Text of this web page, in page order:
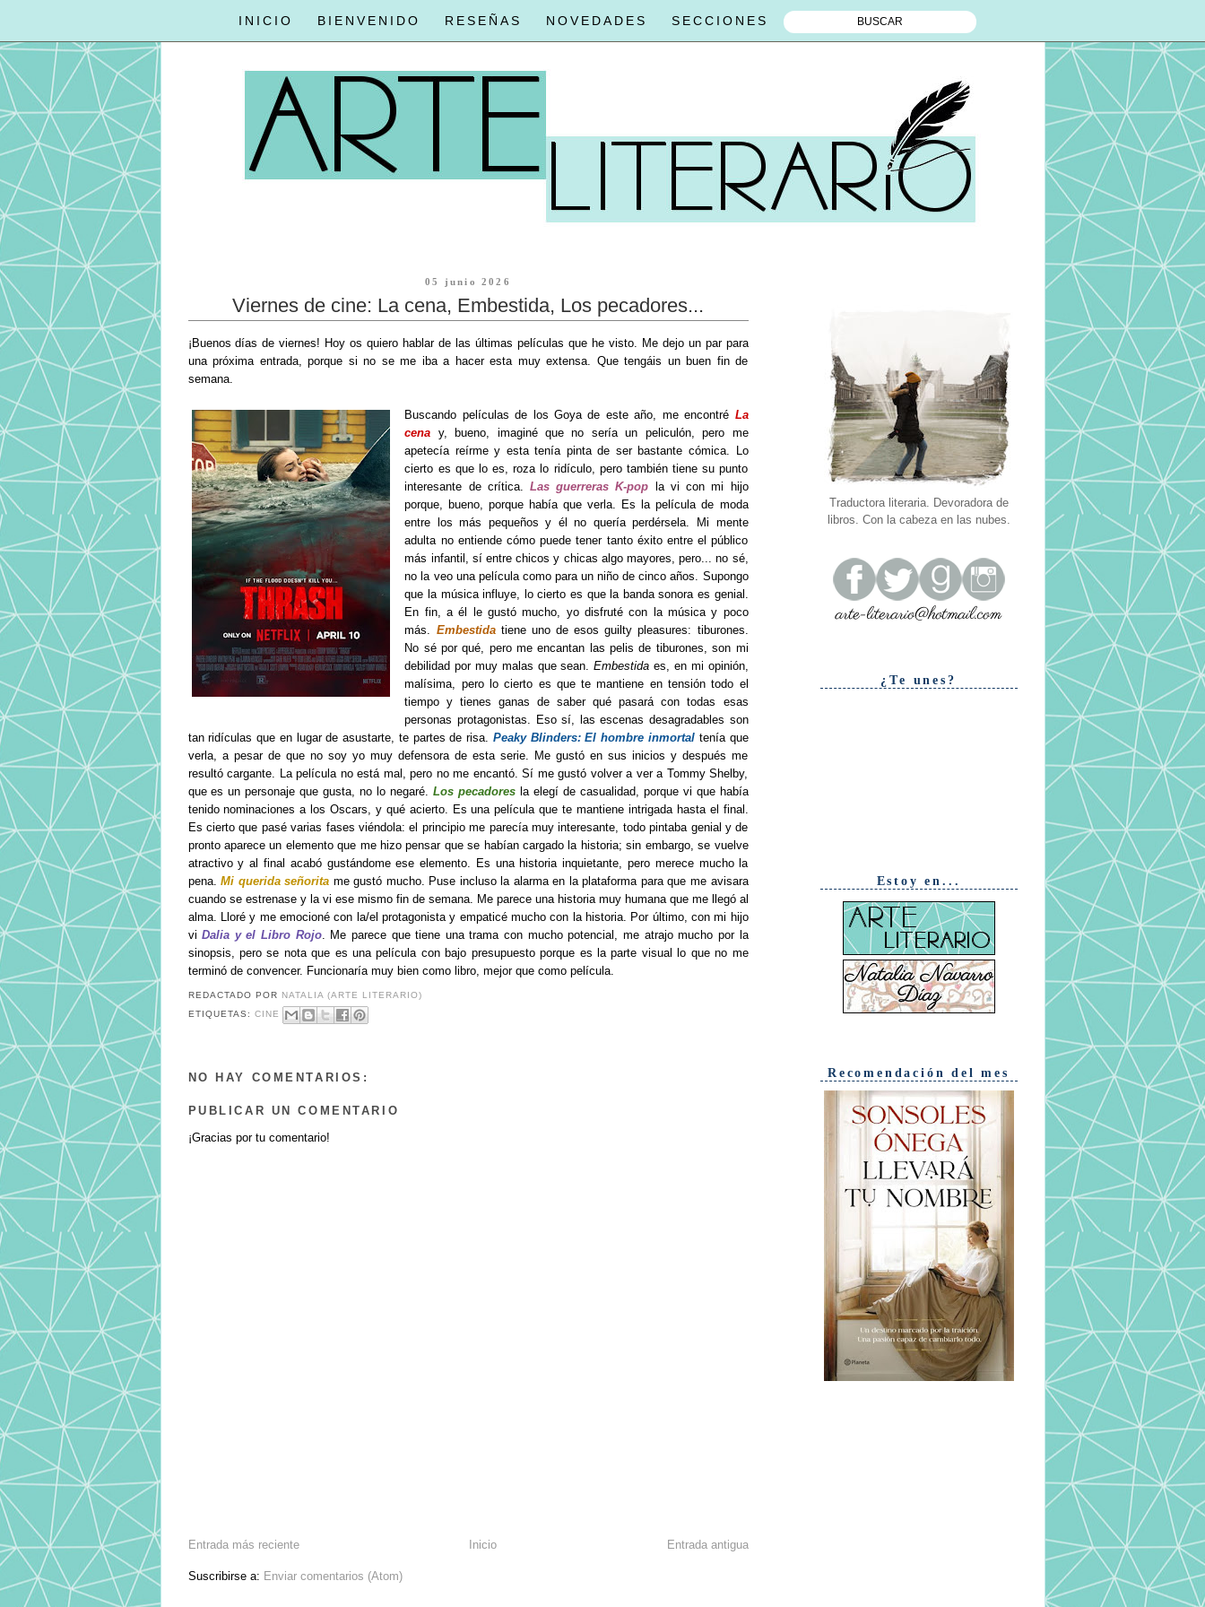
INICIO BIENVENIDO RESEÑAS NOVEDADES SECCIONES
05 junio 2026
Viernes de cine: La cena, Embestida, Los pecadores...
¡Buenos días de viernes! Hoy os quiero hablar de las últimas películas que he visto. Me dejo un par para
una próxima entrada, porque si no se me iba a hacer esta muy extensa. Que tengáis un buen fin de
semana.
Buscando películas de los Goya de este año, me encontré La
cena y, bueno, imaginé que no sería un peliculón, pero me
apetecía reírme y esta tenía pinta de ser bastante cómica. Lo
cierto es que lo es, roza lo ridículo, pero también tiene su punto
interesante de crítica.Las guerreras K-pop
la vi con mi hijo
porque, bueno, porque había que verla. Es la película de moda
entre los más pequeños y él no quería perdérsela. Mi mente
adulta no entiende cómo puede tener tanto éxito entre el público
más infantil, sí entre chicos y chicas algo mayores, pero... no sé,
no la veo una película como para un niño de cinco años. Supongo
que la música influye, lo cierto es que la banda sonora es genial.
En fin, a él le gustó mucho, yo disfruté con la música y poco
más. Embestida tiene uno de esos guilty pleasures: tiburones.
No sé por qué, pero me encantan las pelis de tiburones, son mi
debilidad por muy malas que sean.Embestidaes, en mi opinión,
malísima, pero lo cierto es que te mantiene en tensión todo el
tiempo y tienes ganas de saber qué pasará con todas esas
personas protagonistas. Eso sí, las escenas desagradables son
tan ridículas que en lugar de asustarte, te partes de risa. Peaky Blinders: El hombre inmortaltenía que
verla, a pesar de que no soy yo muy defensora de esta serie. Me gustó en sus inicios y después me
resultó cargante. La película no está mal, pero no me encantó. Sí me gustó volver a ver a Tommy Shelby,
que es un personaje que gusta, no lo negaré. Los pecadoresla elegí de casualidad, porque vi que había
tenido nominaciones a los Oscars, y qué acierto. Es una película que te mantiene intrigada hasta el final.
Es cierto que pasé varias fases viéndola: el principio me parecía muy interesante, todo pintaba genial y de
pronto aparece un elemento que me hizo pensar que se habían cargado la historia; sin embargo, se vuelve
atractivo y al final acabó gustándome ese elemento. Es una historia inquietante, pero merece mucho la
pena.Mi querida señorita me gustó mucho. Puse incluso la alarma en la plataforma para que me avisara
cuando se estrenase y la vi ese mismo fin de semana. Me parece una historia muy humana que me llegó al
alma. Lloré y me emocioné con la/el protagonista y empaticé mucho con la historia. Por último, con mi hijo
viDalia y el Libro Rojo. Me parece que tiene una trama con mucho potencial, me atrajo mucho por la
sinopsis, pero se nota que es una película con bajo presupuesto porque es la parte visual lo que no me
terminó de convencer. Funcionaría muy bien como libro, mejor que como película.
REDACTADO POR NATALIA (ARTE LITERARIO)
ETIQUETAS: CINE
NO HAY COMENTARIOS:
PUBLICAR UN COMENTARIO
¡Gracias por tu comentario!
Entrada más reciente Entrada antigua
Inicio
Suscribirse a: Enviar comentarios (Atom)
Traductora literaria. Devoradora de
libros. Con la cabeza en las nubes.
¿Te unes?
Estoy en...
Recomendación del mes